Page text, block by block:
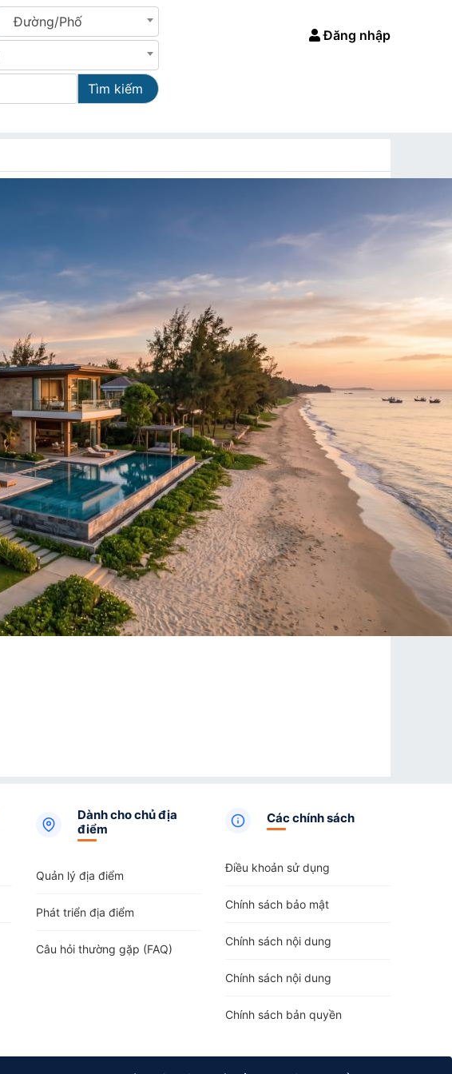
Đường/Phố
Tìm kiếm
Đăng nhập
Dành cho chủ địa
điểm
Quản lý địa điểm
Phát triển địa điểm
Câu hỏi thường gặp (FAQ)
Các chính sách
Điều khoản sử dụng
Chính sách bảo mật
Chính sách nội dung
Chính sách nội dung
Chính sách bản quyền